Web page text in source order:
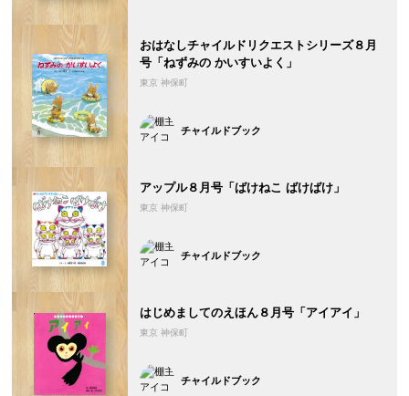
おはなしチャイルドリクエストシリーズ８月
号「ねずみの かいすいよく」
東京 神保町
チャイルドブック
アップル８月号「ばけねこ ばけばけ」
東京 神保町
チャイルドブック
はじめましてのえほん８月号「アイアイ」
東京 神保町
チャイルドブック